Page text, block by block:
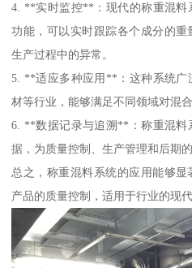
4. **实时监控**：现代的称重混料
功能，可以实时跟踪各个成分的
生产过程中的异常。
5. **适应多种应用**：这种系统广
材等行业，能够满足不同领域对混
6. **数据记录与追溯**：称重混料
据，为质量控制、生产管理和后期
总之，称重混料系统的应用能够
产品的质量控制，适用于行业的现代